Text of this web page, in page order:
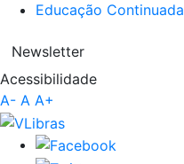
Educação Continuada
Newsletter
Acessibilidade
A- A A+